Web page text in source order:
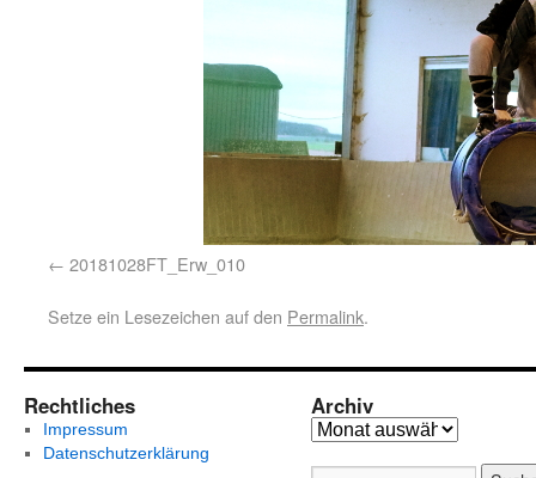
20181028FT_Erw_010
Setze ein Lesezeichen auf den Permalink.
Rechtliches
Impressum
Datenschutzerklärung
Archiv